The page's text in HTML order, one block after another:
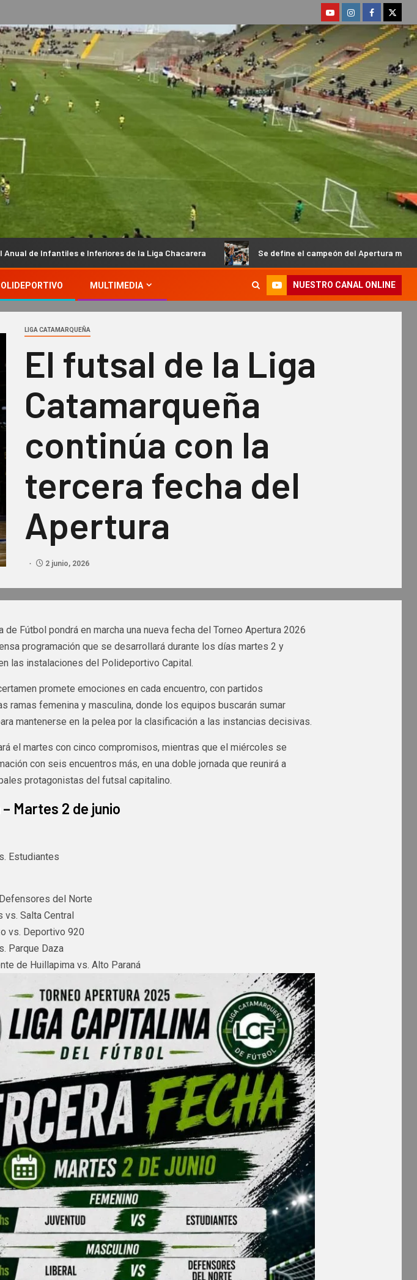
de la Liga Chacarera Se define el campeón del Apertura masculino de la Federación
MULTIMEDIA NUESTRO CANAL ONLINE
LIGA CATAMARQUEÑA
El futsal de la Liga
Catamarqueña
continúa con la
tercera fecha del
Apertura
2 junio, 2026
de Fútbol pondrá en marcha una nueva fecha del Torneo Apertura 2026
programación que se desarrollará durante los días martes 2 y
las instalaciones del Polideportivo Capital.
promete emociones en cada encuentro, con partidos
ramas femenina y masculina, donde los equipos buscarán sumar
mantenerse en la pelea por la clasificación a las instancias decisivas.
el martes con cinco compromisos, mientras que el miércoles se
con seis encuentros más, en una doble jornada que reunirá a
protagonistas del futsal capitalino.
Martes 2 de junio
Estudiantes
del Norte
vs. Salta Central
vs. Deportivo 920
Parque Daza
de Huillapima vs. Alto Paraná